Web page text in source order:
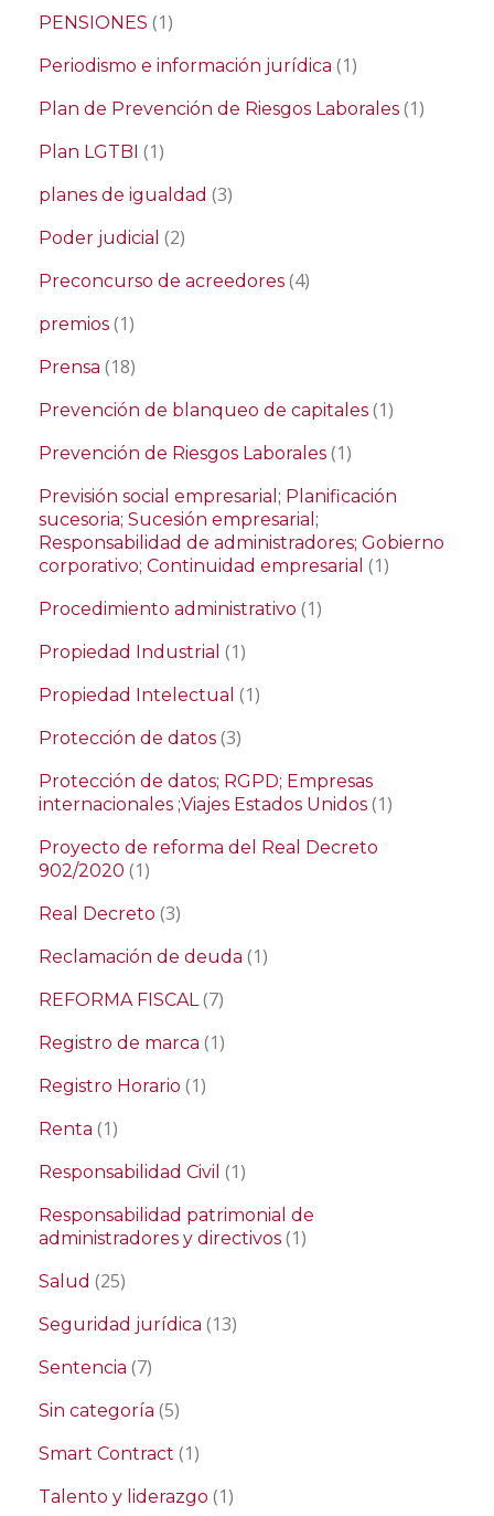
PENSIONES (1)
Periodismo e información jurídica (1)
Plan de Prevención de Riesgos Laborales (1)
Plan LGTBI (1)
planes de igualdad (3)
Poder judicial (2)
Preconcurso de acreedores (4)
premios (1)
Prensa (18)
Prevención de blanqueo de capitales (1)
Prevención de Riesgos Laborales (1)
Previsión social empresarial; Planificación
sucesoria; Sucesión empresarial;
Responsabilidad de administradores; Gobierno
corporativo; Continuidad empresarial (1)
Procedimiento administrativo (1)
Propiedad Industrial (1)
Propiedad Intelectual (1)
Protección de datos (3)
Protección de datos; RGPD; Empresas
internacionales ;Viajes Estados Unidos (1)
Proyecto de reforma del Real Decreto
902/2020 (1)
Real Decreto (3)
Reclamación de deuda (1)
REFORMA FISCAL(7)
Registro de marca (1)
Registro Horario (1)
Renta (1)
Responsabilidad Civil (1)
Responsabilidad patrimonial de
administradores y directivos (1)
Salud (25)
Seguridad jurídica (13)
Sentencia (7)
Sin categoría (5)
Smart Contract (1)
Talento y liderazgo (1)